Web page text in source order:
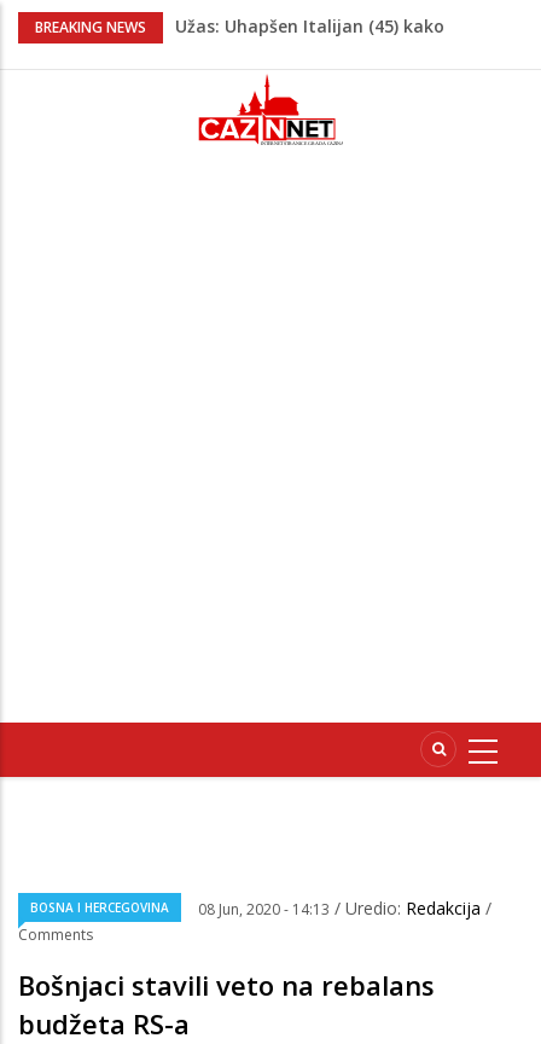
BREAKING NEWS
Užas: Uhapšen Italijan (45) kako
Čistite dom? Obratite pažnju na stvari
koje ne biste trebali olako bacati u
smeće
BOSNA I HERCEGOVINA 08 Jun, 2020 - 14:13 / Uredio: Redakcija /
Comments
Bošnjaci stavili veto na rebalans
budžeta RS-a